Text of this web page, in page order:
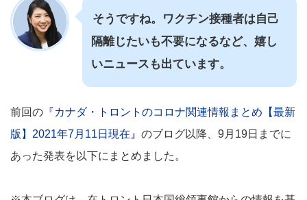
そうですね。ワクチン接種者は自己
隔離じたいも不要になるなど、嬉し
いニュースも出ています。
前回の 『カナダ・トロントのコロナ関連情報まとめ【最新
版】2021年7月11日現在 』 のブログ以降、9月19日までに
あった発表を以下にまとめました。